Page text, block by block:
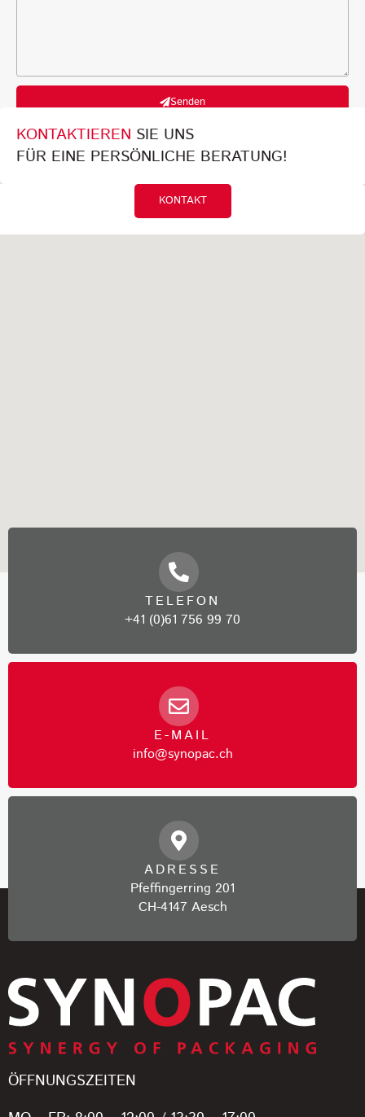
Senden
KONTAKTIEREN SIE UNS
FÜR EINE PERSÖNLICHE BERATUNG!
KONTAKT
TELEFON
+41 (0)61 756 99 70
E-MAIL
info@synopac.ch
ADRESSE
Pfeffingerring 201
CH-4147 Aesch
ÖFFNUNGSZEITEN